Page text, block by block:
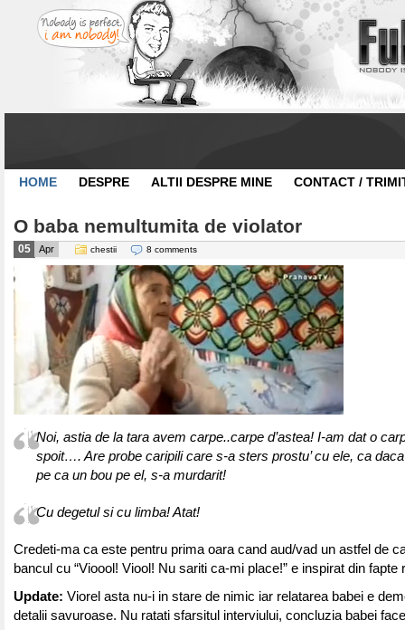
HOME DESPRE ALTII DESPRE MINE CONTACT /
O baba nemultumita de violator
05 Apr chestii 8 comments
Noi, astia de la tara avem carpe..carpe d’astea! I-am dat o
spoit…. Are probe caripili care s-a sters prostu’ cu ele, ca
pe ca un bou pe el, s-a murdarit!
Cu degetul si cu limba! Atat!
Credeti-ma ca este pentru prima oara cand aud/vad un astfel de
bancul cu “Vioool! Viool! Nu sariti ca-mi place!” e inspirat din fapte
Update: Viorel asta nu-i in stare de nimic iar relatarea babei e
detalii savuroase. Nu ratati sfarsitul interviului, concluzia babei